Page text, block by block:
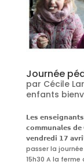
Journée
par Cécile
enfants
𝗟𝗲𝘀
𝗰𝗼𝗺𝗺𝘂𝗻𝗮𝗹𝗲𝘀 𝗱𝗲
𝘃𝗲𝗻𝗱𝗿𝗲𝗱𝗶 𝟭𝟳
passer la
15h30 A la ferme